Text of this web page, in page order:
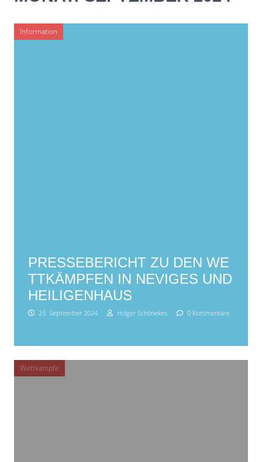
Information
PRESSEBERICHT ZU DEN WE
TTKÄMPFEN IN NEVIGES UND
HEILIGENHAUS
23. September 2024 Holger Schönekes 0 Kommentare
Wettkämpfe